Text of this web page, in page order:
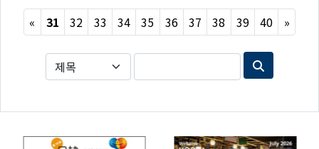
« Previous
31 32 33 34 35 36 37 38 39 40 »Next